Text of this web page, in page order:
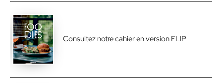
Consultez notre cahier en version FLIP